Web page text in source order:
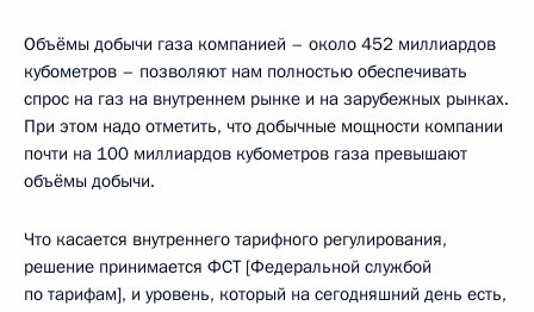
Объёмы добычи газа компанией – около 452 миллиардов
кубометров – позволяют нам полностью обеспечивать
спрос на газ на внутреннем рынке и на зарубежных рынках.
При этом надо отметить, что добычные мощности компании
почти на 100 миллиардов кубометров газа превышают
объёмы добычи.
Что касается внутреннего тарифного регулирования,
решение принимается ФСТ [Федеральной службой
по тарифам], и уровень, который на сегодняшний день есть,